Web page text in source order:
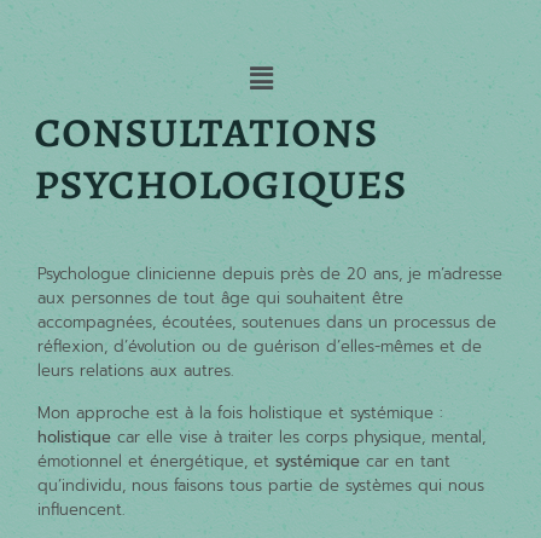
consultations
psychologiques
Psychologue clinicienne depuis près de 20 ans, je m’adresse
aux personnes de tout âge qui souhaitent être
accompagnées, écoutées, soutenues dans un processus de
réflexion, d’évolution ou de guérison d’elles-mêmes et de
leurs relations aux autres.
Mon approche est à la fois holistique et systémique :
holistique car elle vise à traiter les corps physique, mental,
émotionnel et énergétique, etsystémique car en tant
qu’individu, nous faisons tous partie de systèmes qui nous
influencent.